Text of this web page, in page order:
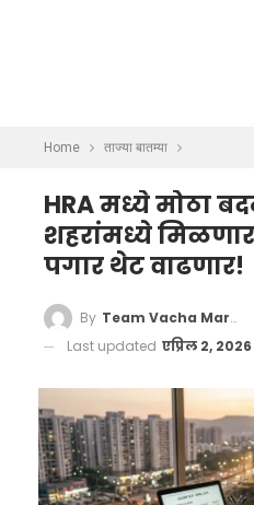
Home ताज्या बातम्या
HRA मध्ये मोठा
शहरांमध्ये
पगार थेट वाढणार!
By Team Vacha Marathi
Last updated एप्रिल 2, 2026